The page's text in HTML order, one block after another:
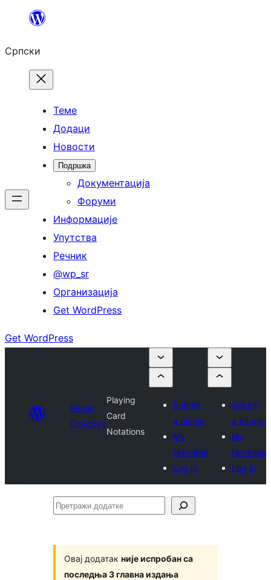
Скочи
садржај
Српски
Теме
Додаци
Новости
Подршка
Документација
Форуми
Информације
Упутства
Речник
@wp_sr
Организација
Get WordPress
Get WordPress
Plugin
Directory
Playing
Card
Notations
Submit
a plugin
My
favorites
Log in
Submit
a plugin
My
favorites
Log in
Претражи
Овај додатак није испробан са
последња 3 главна издања